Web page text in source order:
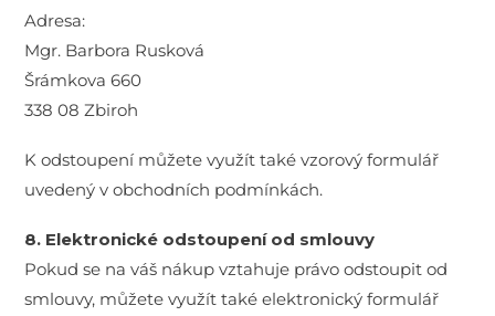
Adresa:
Mgr. Barbora Rusková
Šrámkova 660
338 08 Zbiroh
K odstoupení můžete využít také vzorový formulář
uvedený v obchodních podmínkách.
8. Elektronické odstoupení od smlouvy
Pokud se na váš nákup vztahuje právo odstoupit od
smlouvy, můžete využít také elektronický formulář